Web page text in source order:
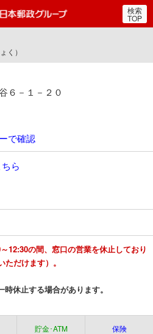
郵便局・日本郵政グルー
検索
TOP
く）
６－１－２０
で確認
ちら
12:30の間、窓口の営業を休止しており
ただけます）。
休止する場合があります。
貯金･ATM 保険